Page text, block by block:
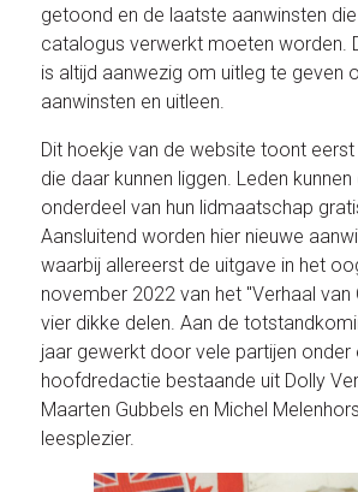
getoond en de laatste aanwinsten
catalogus verwerkt moeten worden.
is altijd aanwezig om uitleg te geven
aanwinsten en uitleen.
Dit hoekje van de website toont
die daar kunnen liggen. Leden
onderdeel van hun lidmaatschap
Aansluitend worden hier nieuwe
waarbij allereerst de uitgave in het
november 2022 van het "Verhaal van
vier dikke delen. Aan de
jaar gewerkt door vele partijen onder
hoofdredactie bestaande uit Dolly
Maarten Gubbels en Michel
leesplezier.